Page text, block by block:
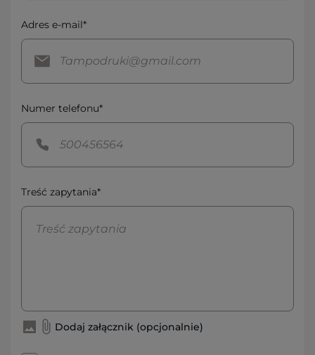
Adres e-mail*
Numer telefonu*
Treść zapytania*
Dodaj załącznik (opcjonalnie)